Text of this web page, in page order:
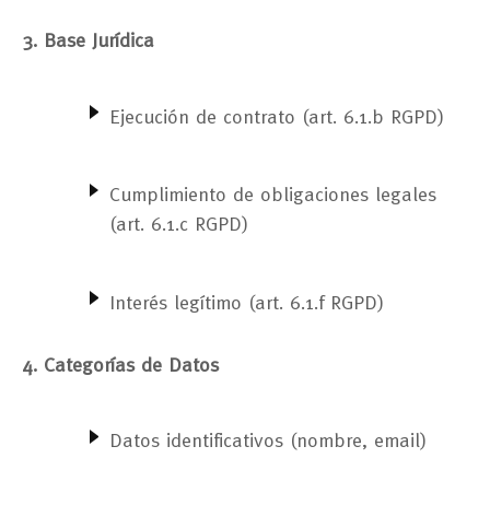
3. Base Jurídica
Ejecución de contrato (art. 6.1.b RGPD)
Cumplimiento de obligaciones legales
(art. 6.1.c RGPD)
Interés legítimo (art. 6.1.f RGPD)
4. Categorías de Datos
Datos identificativos (nombre, email)